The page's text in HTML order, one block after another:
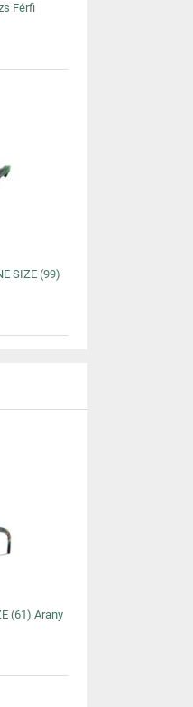
Férfi
SIZE (99)
(61) Arany